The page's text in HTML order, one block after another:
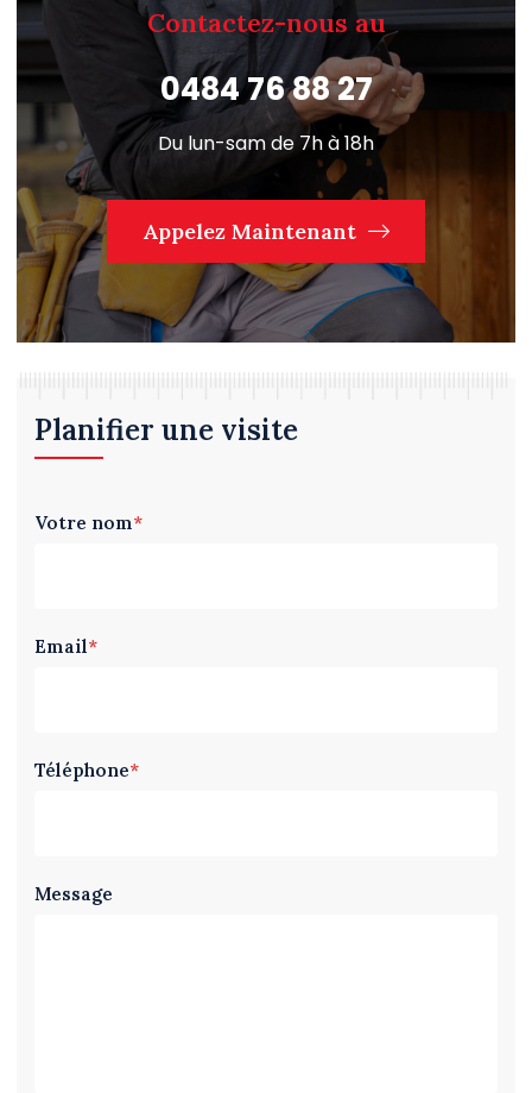
Contactez-nous au
0484 76 88 27
Du lun-sam de 7h à 18h
Appelez Maintenant
Planifier une visite
Votre nom*
Email*
Téléphone*
Message